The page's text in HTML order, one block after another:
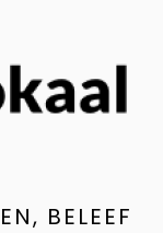
BELEEF